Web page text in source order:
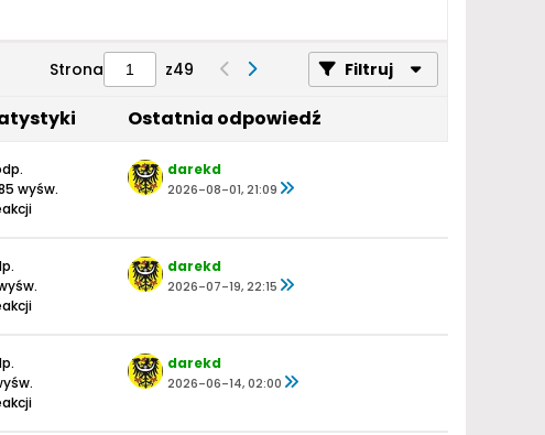
Strona z49 Filtruj
Ostatnia odpowiedź
wyśw.
darekd
2026-08-01, 21:09
darekd
2026-07-19, 22:15
darekd
2026-06-14, 02:00